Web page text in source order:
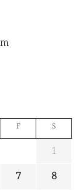
F S
1
7
8